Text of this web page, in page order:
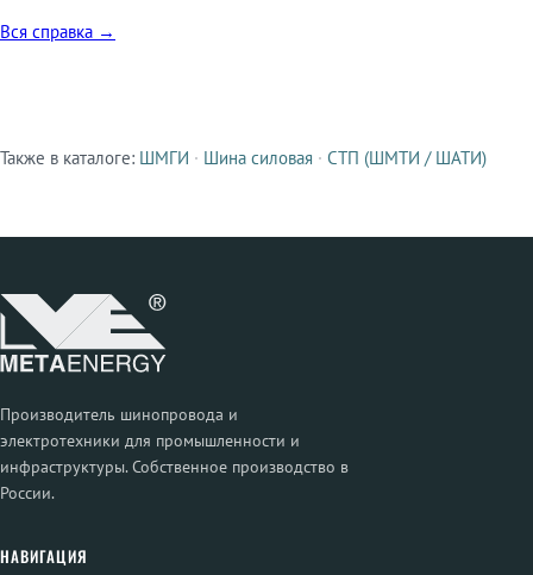
Вся справка →
Смежные продукты
Также в каталоге: ШМГИ · Шина силовая · СТП (ШМТИ / ШАТИ)
Производитель шинопровода и
электротехники для промышленности и
инфраструктуры. Собственное производство в
России.
НАВИГАЦИЯ